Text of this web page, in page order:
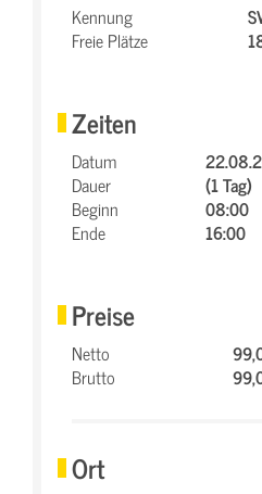
Kennung
Freie Plätze
Zeiten
Datum
Dauer
(1 Tag)
Beginn
08:00
Ende
16:00
Preise
Netto
Brutto
Ort